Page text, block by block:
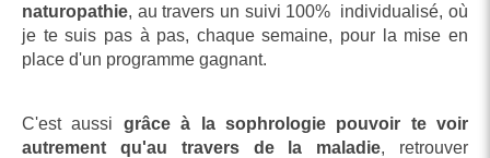
naturopathie, au travers un suivi 100% individualisé, où
je te suis pas à pas, chaque semaine, pour la mise en
place d'un programme gagnant.
C'est aussi grâce à la sophrologie pouvoir te voir
autrement qu'au travers de la maladie, retrouver